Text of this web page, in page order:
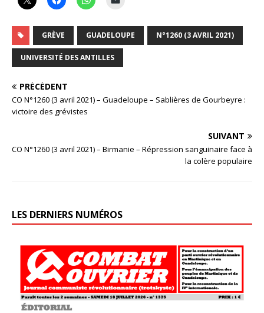
GRÈVE GUADELOUPE N°1260 (3 AVRIL 2021)
UNIVERSITÉ DES ANTILLES
PRÉCÉDENT
CO N°1260 (3 avril 2021) – Guadeloupe – Sablières de Gourbeyre :
victoire des grévistes
SUIVANT
CO N°1260 (3 avril 2021) – Birmanie – Répression sanguinaire face à
la colère populaire
LES DERNIERS NUMÉROS